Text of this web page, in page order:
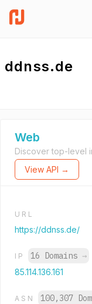
ddnss.de
Web
Discover top-level
View API →
URL
https://ddnss.de/
IP 16 Domains →
85.114.136.161
ASN 100,307